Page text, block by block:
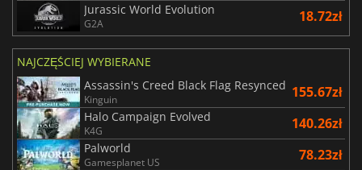
Jurassic World Evolution
G2A 18.72zł
NAJCZĘŚCIEJ WYBIERANE
Assassin's Creed Black Flag Resynced
Kinguin 155.67zł
Halo Campaign Evolved
K4G 140.26zł
Palworld
Gamesplanet US 78.23zł